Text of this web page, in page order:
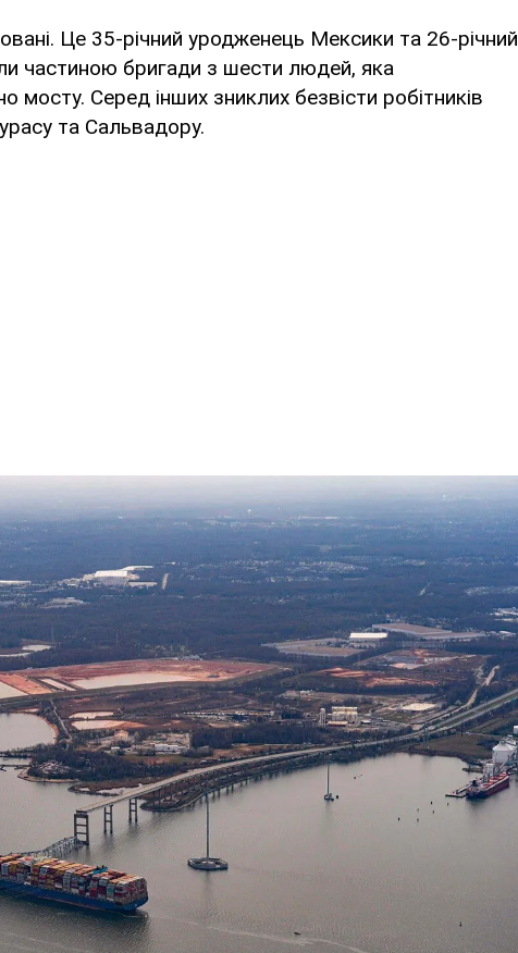
Це 35-річний уродженець Мексики та 26-річний
частиною бригади з шести людей, яка
Серед інших зниклих безвісти робітників
та Сальвадору.